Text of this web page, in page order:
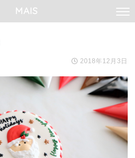
MAIS
2018年12月3日